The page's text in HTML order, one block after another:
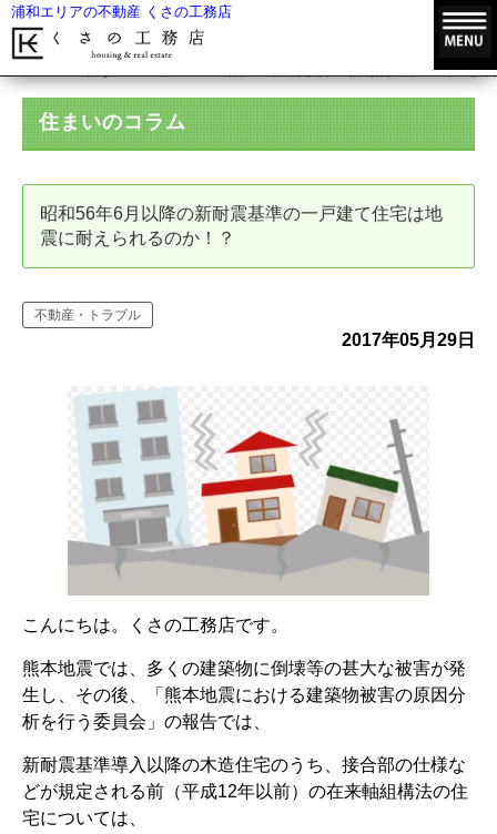
浦和エリアの不動産 くさの工務店
昭和56年6月以降の新耐震基準の一戸建
住まいのコラム
昭和56年6月以降の新耐震基準の一戸建て住宅は地
震に耐えられるのか！？
不動産・トラブル
2017年05月29日
こんにちは。くさの工務店です。
熊本地震では、多くの建築物に倒壊等の甚大な被害が発
生し、その後、「熊本地震における建築物被害の原因分
析を行う委員会」の報告では、
新耐震基準導入以降の木造住宅のうち、接合部の仕様な
どが規定される前（平成12年以前）の在来軸組構法の住
宅については、